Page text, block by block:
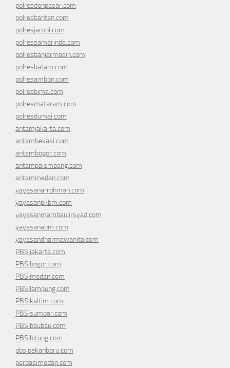
polresdenpasar.com
polresbanten.com
polresjambi.com
polressamarinda.com
polresbanjarmasin.com
polresbatam.com
polresambon.com
polresbima.com
polresmataram.com
polresdumai.com
antamjakarta.com
antambekasi.com
antambogor.com
antampalembang.com
antammedan.com
yayasanarrohmah.com
yayasanpkbm.com
yayasanmambaulirsyad.com
yayasanabm.com
yayasandharmawanita.com
PBSIjakarta.com
PBSIbogor.com
PBSImedan.com
PBSIlampung.com
PBSIkaltim.com
PBSIsumbar.com
PBSIbaubau.com
PBSIbitung.com
pbsipekanbaru.com
perbasimedan.com